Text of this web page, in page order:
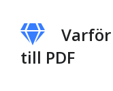
till PDF